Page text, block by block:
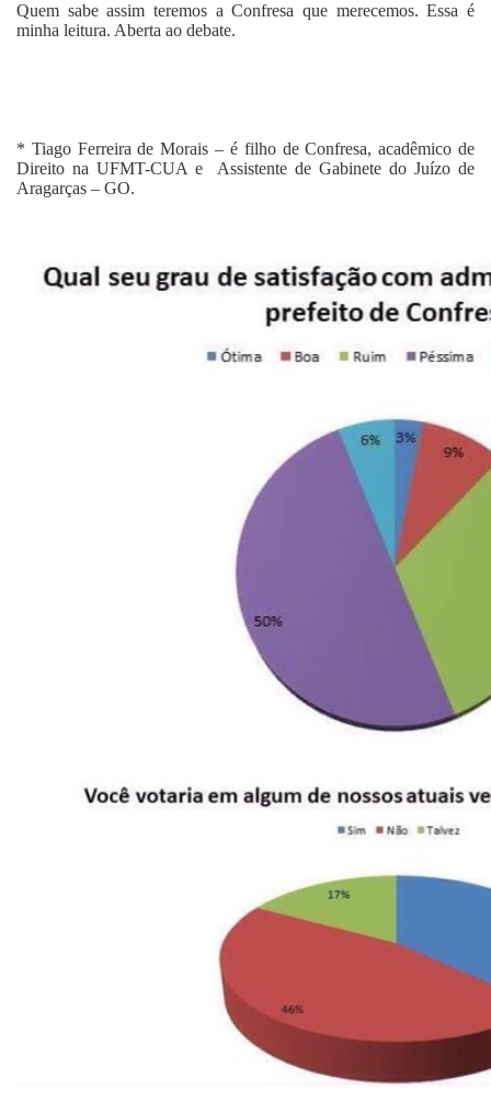
Quem sabe assim teremos a Confresa que merecemos. Essa é
minha leitura. Aberta ao debate.
* Tiago Ferreira de Morais – é filho de Confresa, acadêmico de
Direito na UFMT-CUA e Assistente de Gabinete do Juízo de
Aragarças – GO.